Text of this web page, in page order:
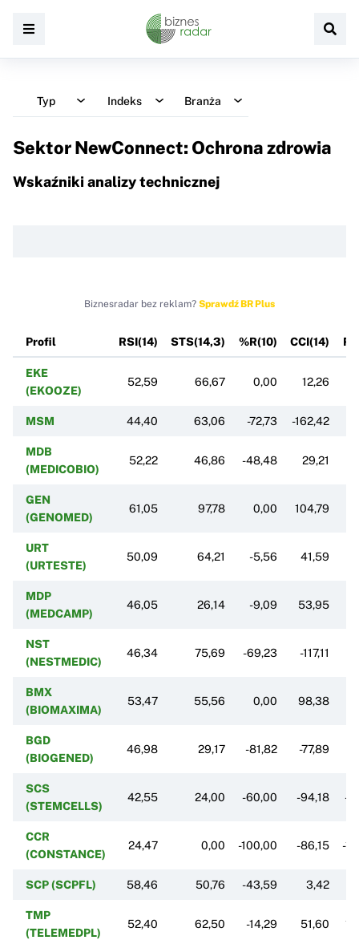
Typ Indeks Branża
Sektor NewConnect: Ochrona zdrowia
Wskaźniki analizy technicznej
Biznesradar bez reklam? Sprawdź BR Plus
Profil RSI(14) STS(14,3) %R(10) CCI(14)
EKE
(EKOOZE)
52,59 66,67 0,00 12,26
MSM 44,40 63,06 -72,73 -162,42
MDB
(MEDICOBIO)
52,22 46,86 -48,48 29,21
GEN
(GENOMED)
61,05 97,78 0,00 104,79
URT
(URTESTE)
50,09 64,21 -5,56 41,59
MDP
(MEDCAMP)
46,05 26,14 -9,09 53,95
NST
(NESTMEDIC)
46,34 75,69 -69,23 -117,11
BMX
(BIOMAXIMA)
53,47 55,56 0,00 98,38
BGD
(BIOGENED)
46,98 29,17 -81,82 -77,89
SCS
(STEMCELLS)
42,55 24,00 -60,00 -94,18 -
CCR
(CONSTANCE)
24,47 0,00 -100,00 -86,15 -
SCP (SCPFL) 58,46 50,76 -43,59 3,42
TMP
(TELEMEDPL)
52,40 62,50 -14,29 51,60